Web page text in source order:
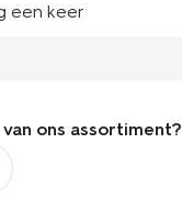
een keer
ons assortiment?